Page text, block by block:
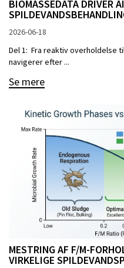
BIOMASSEDATA DRIVER
2026-06-18
Del 1: Fra reaktiv overholdelse
navigerer efter ...
Se mere
MESTRING AF F/M-
VIRKELIGE